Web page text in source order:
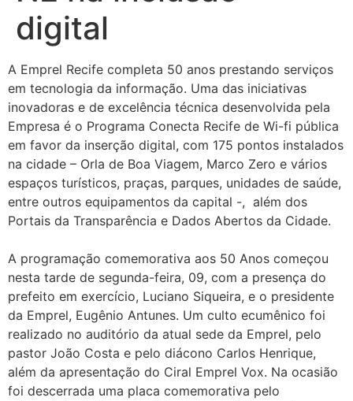
digital
A Emprel Recife completa 50 anos prestando serviços
em tecnologia da informação. Uma das iniciativas
inovadoras e de excelência técnica desenvolvida pela
Empresa é o Programa Conecta Recife de Wi-fi pública
em favor da inserção digital, com 175 pontos instalados
na cidade – Orla de Boa Viagem, Marco Zero e vários
espaços turísticos, praças, parques, unidades de saúde,
entre outros equipamentos da capital -, além dos
Portais da Transparência e Dados Abertos da Cidade.
A programação comemorativa aos 50 Anos começou
nesta tarde de segunda-feira, 09, com a presença do
prefeito em exercício, Luciano Siqueira, e o presidente
da Emprel, Eugênio Antunes. Um culto ecumênico foi
realizado no auditório da atual sede da Emprel, pelo
pastor João Costa e pelo diácono Carlos Henrique,
além da apresentação do Ciral Emprel Vox. Na ocasião
foi descerrada uma placa comemorativa pelo